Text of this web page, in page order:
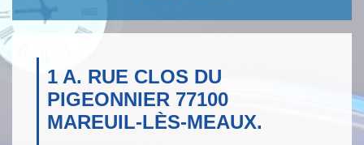
1 A. RUE CLOS DU
PIGEONNIER 77100
MAREUIL-LÈS-MEAUX.